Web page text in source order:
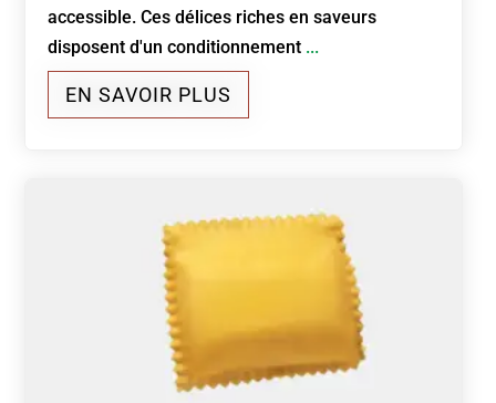
accessible. Ces délices riches en saveurs
disposent d'un conditionnement ...
EN SAVOIR PLUS